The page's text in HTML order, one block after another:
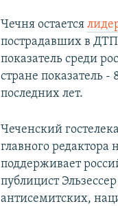
Чечня остается
пострадавших в
показатель среди
стране показатель -
последних лет.
Чеченский
главного редактора
поддерживает
публицист
антисемитских,